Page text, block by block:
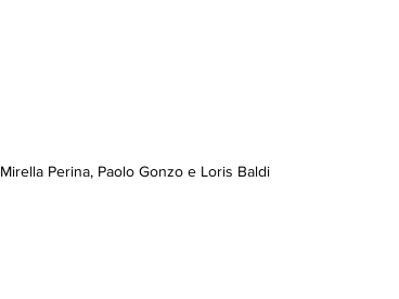
Mirella Perina, Paolo Gonzo e Loris Baldi